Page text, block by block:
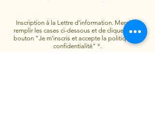
Inscription à la Lettre d'information. Merci de
remplir les cases ci-dessous et de cliquer sur le
bouton "Je m'inscris et accepte la politique de
confidentialité" *.